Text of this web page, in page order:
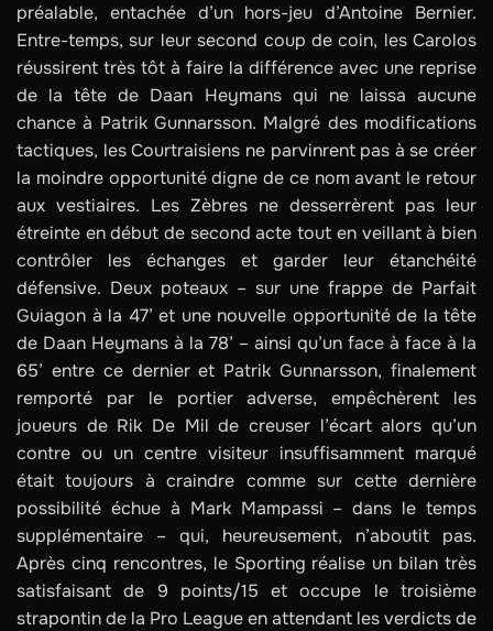
préalable, entachée d’un hors-jeu d’Antoine Bernier.
Entre-temps, sur leur second coup de coin, les Carolos
réussirent très tôt à faire la différence avec une reprise
de la tête de Daan Heymans qui ne laissa aucune
chance à Patrik Gunnarsson. Malgré des modifications
tactiques, les Courtraisiens ne parvinrent pas à se créer
la moindre opportunité digne de ce nom avant le retour
aux vestiaires. Les Zèbres ne desserrèrent pas leur
étreinte en début de second acte tout en veillant à bien
contrôler les échanges et garder leur étanchéité
défensive. Deux poteaux – sur une frappe de Parfait
Guiagon à la 47’ et une nouvelle opportunité de la tête
de Daan Heymans à la 78’ – ainsi qu’un face à face à la
65’ entre ce dernier et Patrik Gunnarsson, finalement
remporté par le portier adverse, empêchèrent les
joueurs de Rik De Mil de creuser l’écart alors qu’un
contre ou un centre visiteur insuffisamment marqué
était toujours à craindre comme sur cette dernière
possibilité échue à Mark Mampassi – dans le temps
supplémentaire – qui, heureusement, n’aboutit pas.
Après cinq rencontres, le Sporting réalise un bilan très
satisfaisant de 9 points/15 et occupe le troisième
strapontin de la Pro League en attendant les verdicts de